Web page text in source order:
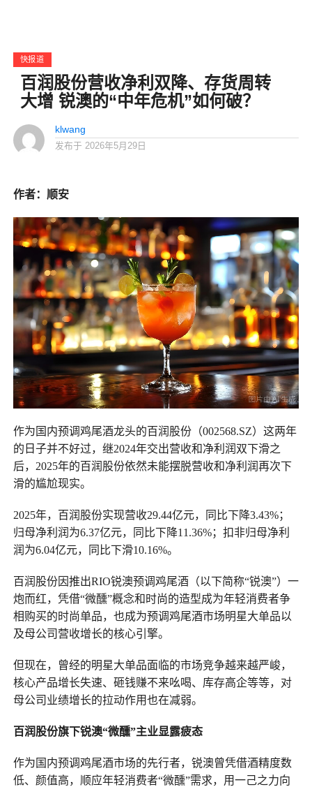
快报道
百润股份营收净利双降、存货周转
大增 锐澳的“中年危机”如何破？
klwang
发布于 2026年5月29日
作者：顺安
作为国内预调鸡尾酒龙头的百润股份（002568.SZ）这两年
的日子并不好过，继2024年交出营收和净利润双下滑之
后，2025年的百润股份依然未能摆脱营收和净利润再次下
滑的尴尬现实。
2025年，百润股份实现营收29.44亿元，同比下降3.43%；
归母净利润为6.37亿元，同比下降11.36%；扣非归母净利
润为6.04亿元，同比下滑10.16%。
百润股份因推出RIO锐澳预调鸡尾酒（以下简称“锐澳”）一
炮而红，凭借“微醺”概念和时尚的造型成为年轻消费者争
相购买的时尚单品，也成为预调鸡尾酒市场明星大单品以
及母公司营收增长的核心引擎。
但现在，曾经的明星大单品面临的市场竞争越来越严峻，
核心产品增长失速、砸钱赚不来吆喝、库存高企等等，对
母公司业绩增长的拉动作用也在减弱。
百润股份旗下锐澳“微醺”主业显露疲态
作为国内预调鸡尾酒市场的先行者，锐澳曾凭借酒精度数
低、颜值高，顺应年轻消费者“微醺”需求，用一己之力向